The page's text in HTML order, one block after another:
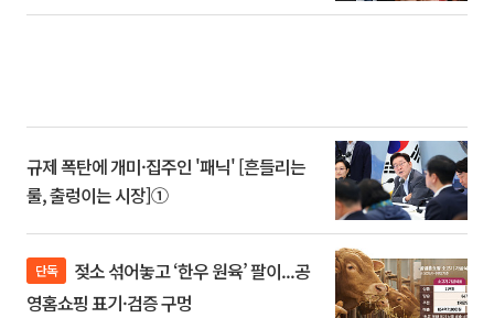
규제 폭탄에 개미·집주인 '패닉' [흔들리는
룰, 출렁이는 시장]①
단독
영홈쇼핑 표기·검증 구멍